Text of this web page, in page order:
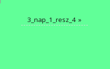
3_nap_1_resz_4 »